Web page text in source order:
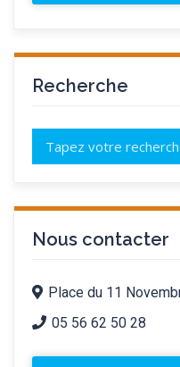
Recherche
Nous contacter
Place du 11
05 56 62 50 28